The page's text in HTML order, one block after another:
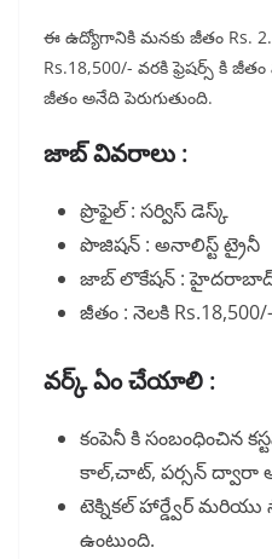
ఈ ఉద్యోగానికి మనకు జీతం Rs.
Rs.18,500/- వరకి ఫ్రెషర్స్ కి
జీతం అనేది పెరుగుతుంది.
జాబ్ వివరాలు :
ప్రొఫైల్ : సర్విస్ డెస్క్
పొజిషన్ : అనాలిస్ట్ ట్రైనీ
జాబ్ లొకేషన్ : హైదరాబాద్,
జీతం : నెలకి Rs.18,500/-
వర్క్ ఏం చేయాలి :
కంపెనీ కి సంబంధించిన
కాల్,చాట్, పర్సన్ ద్వారా
టెక్నికల్ హార్డ్వేర్
ఉంటుంది.